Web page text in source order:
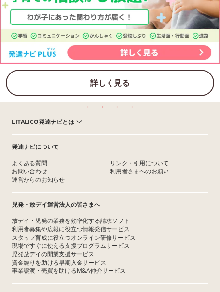
詳しく見る
LITALICO発達ナビとは
発達ナビについて
よくある質問
お問い合わせ
運営からのお知らせ
リンク・引用について
利用者さまへのお願い
児発・放デイ運営法人の皆さまへ
放デイ・児発の業務を効率化する請求ソフト
利用者募集や広報に役立つ情報発信サービス
スタッフ育成に役立つオンライン研修サービス
現場ですぐに使える支援プログラムサービス
児発放デイの開業支援サービス
資金繰りを助ける早期入金サービス
事業譲渡・売買を助けるM&A仲介サービス